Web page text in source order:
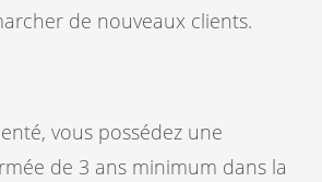
de nouveaux clients.
vous possédez une
de 3 ans minimum dans la